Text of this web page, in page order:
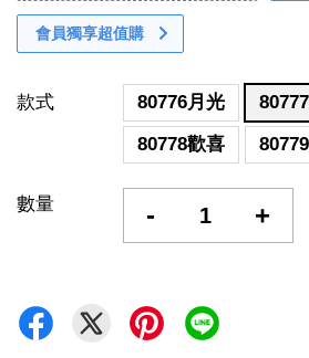
會員獨享超值購
款式 80776月光
80778歡喜
數量 - +